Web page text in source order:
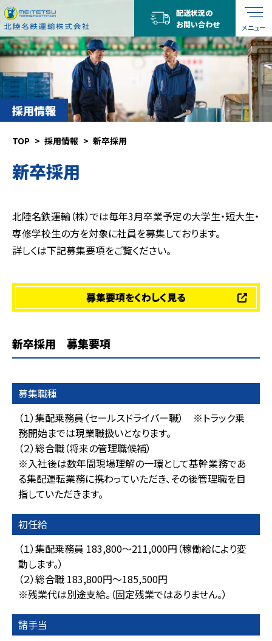
メニュー
配送状況の
お問い合わせ
採用情報
TOP 採用情報 新卒採用
新卒採用
北陸名鉄運輸（株）では毎年3月卒業予定の大学生・短大生・
専修学校生の方を対象に社員を募集しております。
詳しくは下記募集要項をご覧ください。
募集要項をくわしく見る
新卒採用 募集要項
募集職種
（１）集配乗務員（セールスドライバー職） ※トラック乗
務開始までは現業職扱いとなります。
（２）総合職（将来の管理職候補）
※入社後は数年間現場理解の一環として基幹業務であ
る集配運転業務に携わっていただき、その後管理職を目
指していただきます。
初任給
（１）集配乗務員 183,800～211,000円（稼働給により変
動します。）
（２）総合職 183,800円～185,500円
※残業代は別途支給。（固定残業ではありません。）
諸手当